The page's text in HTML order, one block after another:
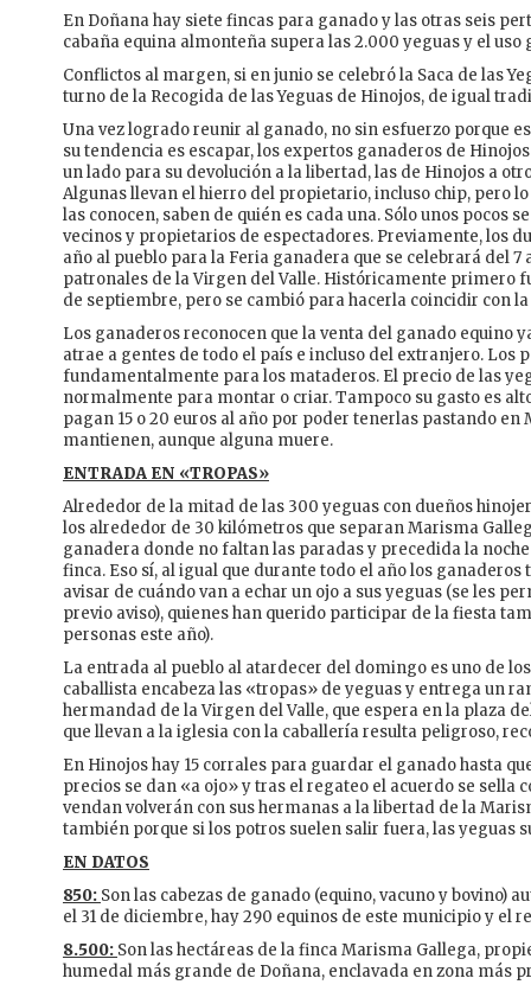
En Doñana hay siete fincas para ganado y las otras seis
cabaña equina almonteña supera las 2.000 yeguas y el
Conflictos al margen, si en junio se celebró la Saca de las
turno de la Recogida de las Yeguas de Hinojos, de igual
Una vez logrado reunir al ganado, no sin esfuerzo porque
su tendencia es escapar, los expertos ganaderos de
un lado para su devolución a la libertad, las de Hinojos a
Algunas llevan el hierro del propietario, incluso chip, pero
las conocen, saben de quién es cada una. Sólo unos pocos
vecinos y propietarios de espectadores. Previamente, los
año al pueblo para la Feria ganadera que se celebrará del
patronales de la Virgen del Valle. Históricamente primero
de septiembre, pero se cambió para hacerla coincidir con
Los ganaderos reconocen que la venta del ganado equino
atrae a gentes de todo el país e incluso del extranjero. Los
fundamentalmente para los mataderos. El precio de las
normalmente para montar o criar. Tampoco su gasto es
pagan 15 o 20 euros al año por poder tenerlas pastando
mantienen, aunque alguna muere.
ENTRADA EN «TROPAS»
Alrededor de la mitad de las 300 yeguas con dueños
los alrededor de 30 kilómetros que separan Marisma
ganadera donde no faltan las paradas y precedida la
finca. Eso sí, al igual que durante todo el año los
avisar de cuándo van a echar un ojo a sus yeguas (se les
previo aviso), quienes han querido participar de la fiesta
personas este año).
La entrada al pueblo al atardecer del domingo es uno de
caballista encabeza las «tropas» de yeguas y entrega un
hermandad de la Virgen del Valle, que espera en la plaza
que llevan a la iglesia con la caballería resulta peligroso,
En Hinojos hay 15 corrales para guardar el ganado hasta
precios se dan «a ojo» y tras el regateo el acuerdo se sella
vendan volverán con sus hermanas a la libertad de la
también porque si los potros suelen salir fuera, las yeguas
EN DATOS
850: Son las cabezas de ganado (equino, vacuno y bovino)
el 31 de diciembre, hay 290 equinos de este municipio y el
8.500: Son las hectáreas de la finca Marisma Gallega,
humedal más grande de Doñana, enclavada en zona más